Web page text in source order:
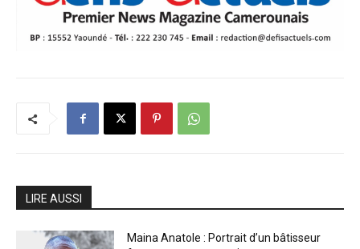
LIRE AUSSI
Maina Anatole : Portrait d’un bâtisseur